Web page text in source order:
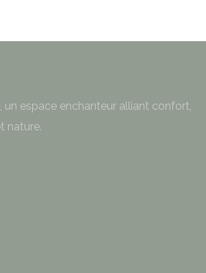
un espace enchanteur alliant confort,
nature.